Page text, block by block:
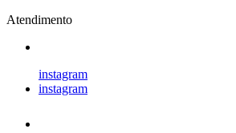
Atendimento
instagram
instagram